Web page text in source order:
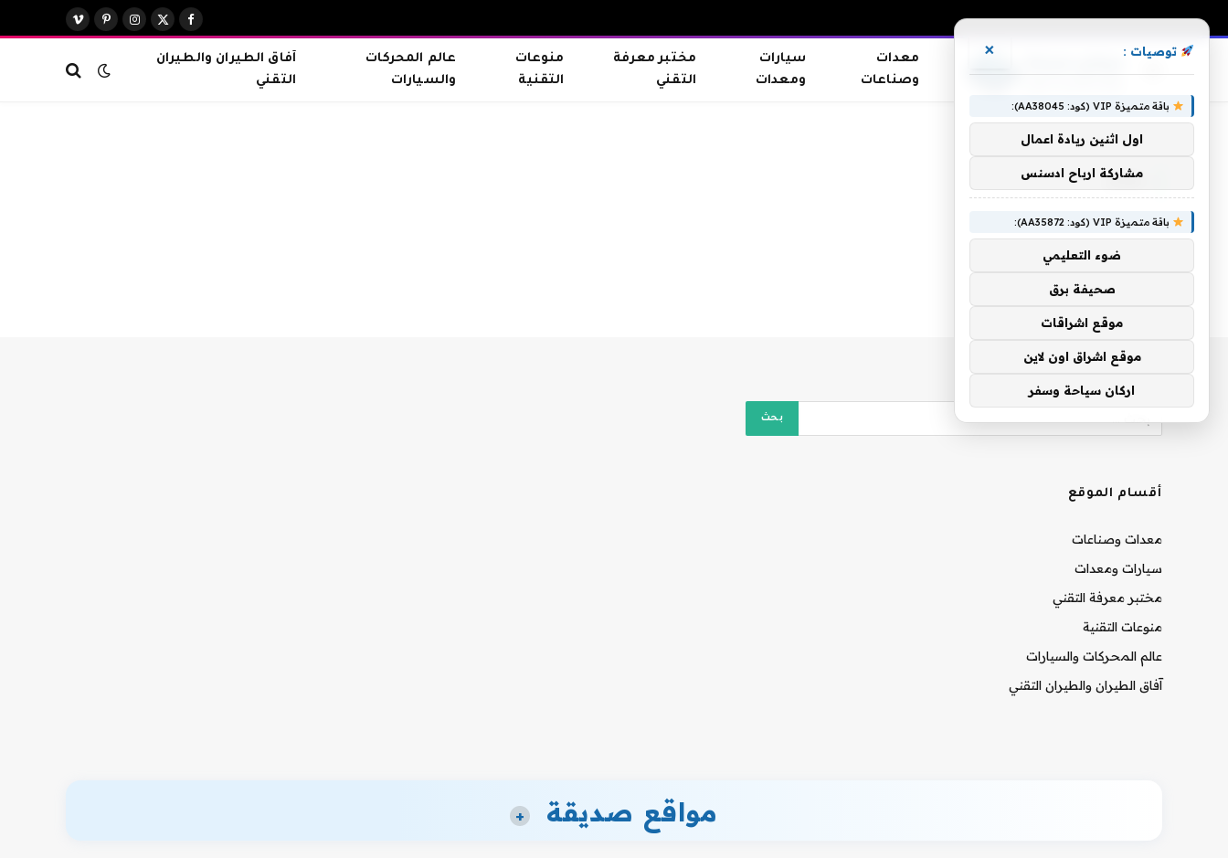
فيسبوك
X
الانستغرامبينتيريست
فيميو
معدات
وصناعات
سيارات
ومعدات
مختبر معرفة
التقني
منوعات
التقنية
عالم المحركات
والسيارات
آفاق الطيران والطيران
التقني
بعمر
أقسام الموقع
معدات وصناعات
سيارات ومعدات
مختبر معرفة التقني
منوعات التقنية
عالم المحركات والسيارات
آفاق الطيران والطيران التقني
مواقع صديقة +
توصيات : ×
باقة متميزة VIP (كود: AA38045):
اول اثنين ريادة اعمال
مشاركة ارباح ادسنس
باقة متميزة VIP (كود: AA35872):
ضوء التعليمي
صحيفة برق
موقع اشراقات
موقع اشراق اون لاين
اركان سياحة وسفر